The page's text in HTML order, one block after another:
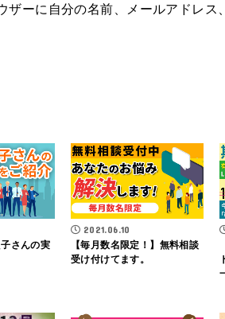
ーに自分の名前、メールアドレス
子さんの実
2021.06.10
【毎月数名限定！】無料相談
受け付けてます。